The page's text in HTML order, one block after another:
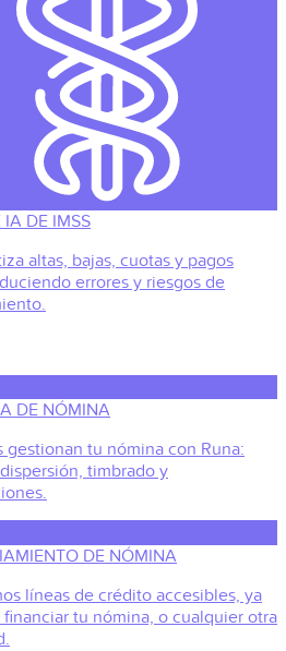
IA DE IMSS
altas, bajas, cuotas y pagos
errores y riesgos de
DE NÓMINA
gestionan tu nómina con Runa:
timbrado y
DE NÓMINA
líneas de crédito accesibles, ya
financiar tu nómina, o cualquier otra